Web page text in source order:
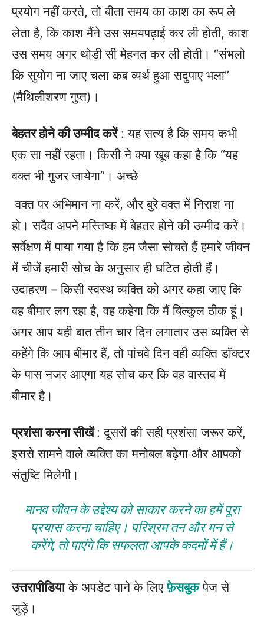
प्रयोग नहीं करते, तो बीता समय का काश का रूप ले
लेता है, कि काश मैंने उस समयपढ़ाई कर ली होती, काश
उस समय अगर थोड़ी सी मेहनत कर ली होती। “संभलो
कि सुयोग ना जाए चला कब व्यर्थ हुआ सदुपाए भला”
(मैथिलीशरण गुप्त)।
बेहतर होने की उम्मीद करें: यह सत्य है कि समय कभी
एक सा नहीं रहता। किसी ने क्या खूब कहा है कि “यह
वक्त भी गुजर जायेगा”। अच्छे
वक्त पर अभिमान ना करें, और बुरे वक्त में निराश ना
हो। सदैव अपने मस्तिष्क में बेहतर होने की उम्मीद करें।
सर्वेक्षण में पाया गया है कि हम जैसा सोचते हैं हमारे जीवन
में चीजें हमारी सोच के अनुसार ही घटित होती हैं।
उदाहरण – किसी स्वस्थ व्यक्ति को अगर कहा जाए कि
वह बीमार लग रहा है, वह कहेगा कि मैं बिल्कुल ठीक हूं।
अगर आप यही बात तीन चार दिन लगातार उस व्यक्ति से
कहेंगे कि आप बीमार हैं, तो पांचवे दिन वही व्यक्ति डॉक्टर
के पास नजर आएगा यह सोच कर कि वह वास्तव में
बीमार है।
प्रशंसा करना सीखें: दूसरों की सही प्रशंसा जरूर करें,
इससे सामने वाले व्यक्ति का मनोबल बढ़ेगा और आपको
संतुष्टि मिलेगी।
मानव जीवन के उद्देश्य को साकार करने का हमें पूरा
प्रयास करना चाहिए। परिश्रम तन और मन से
करेंगे, तो पाएंगे कि सफलता आपके कदमों में हैं।
उत्तरापीडियाके अपडेट पाने के लिएफ़ेसबुकपेज से
जुड़ें।